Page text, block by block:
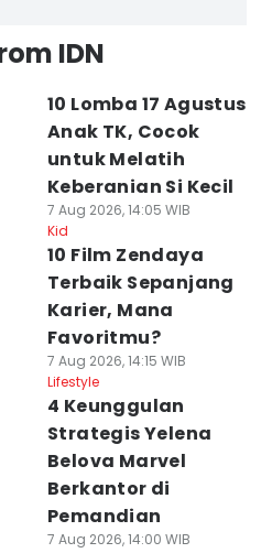
IDN
10 Lomba 17 Agustus
Anak TK, Cocok
untuk Melatih
Keberanian Si Kecil
7 Aug 2026, 14:05 WIB
Kid
10 Film Zendaya
Terbaik Sepanjang
Karier, Mana
Favoritmu?
7 Aug 2026, 14:15 WIB
Lifestyle
4 Keunggulan
Strategis Yelena
Belova Marvel
Berkantor di
Pemandian
7 Aug 2026, 14:00 WIB